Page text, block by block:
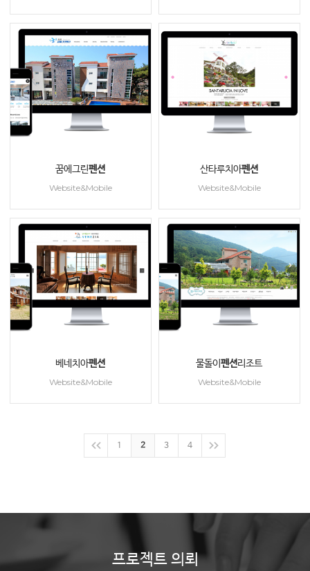
꿈에그린펜션
Website&Mobile
산타루치아펜션
Website&Mobile
베네치아펜션
Website&Mobile
물돌이펜션리조트
Website&Mobile
1 2 3 4
프로젝트 의뢰